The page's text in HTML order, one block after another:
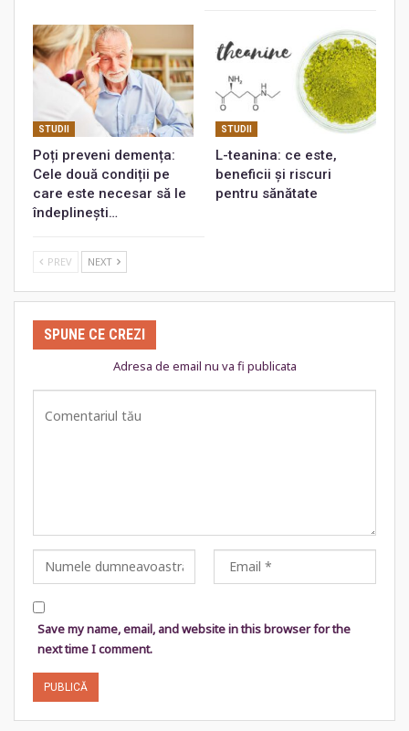
STUDII
Poți preveni demența:
Cele două condiții pe
care este necesar să le
îndeplinești…
STUDII
L-teanina: ce este,
beneficii și riscuri
pentru sănătate
PREV NEXT
SPUNE CE CREZI
Adresa de email nu va fi publicata
Save my name, email, and website in this browser for the
next time I comment.